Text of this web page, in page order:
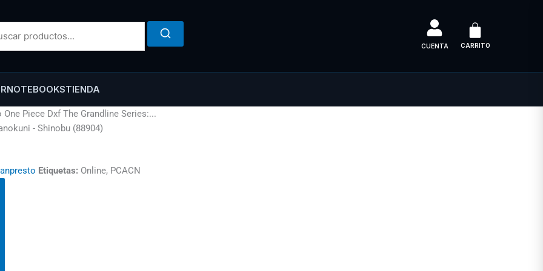
CUENTA CARRITO
NOTEBOOKSTIENDA
One Piece Dxf The Grandline Series:...
- Shinobu (88904)
Etiquetas: Online, PCACN